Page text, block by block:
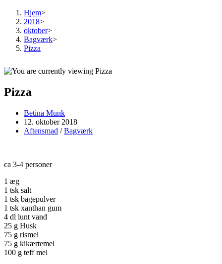
Hjem>
2018>
oktober>
Bagværk>
Pizza
Pizza
Post
author:
Betina Munk
Post
published:
12. oktober 2018
Post
Aftensmad / Bagværk
ca 3-4 personer
1 æg
1 tsk salt
1 tsk bagepulver
1 tsk xanthan gum
4 dl lunt vand
25 g Husk
75 g rismel
75 g kikærtemel
100 g teff mel